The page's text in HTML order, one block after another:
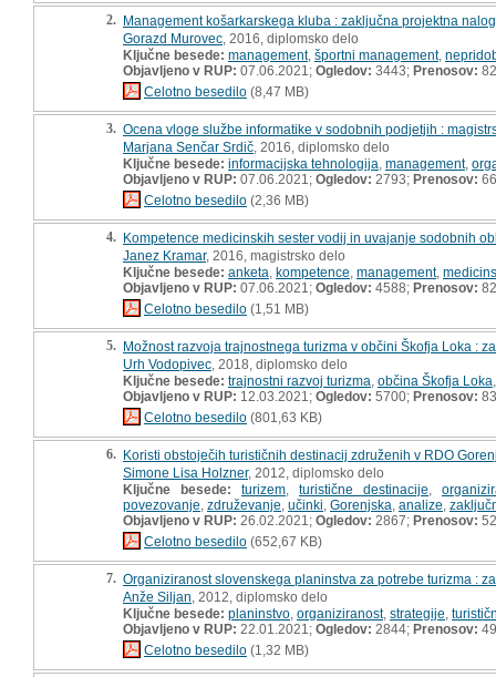
2. Management košarkarskega kluba : zaključna projektna
Gorazd Murovec , 2016, diplomsko delo
Ključne besede: management, športni management,
Objavljeno v RUP: 07.06.2021; Ogledov: 3443; Prenosov: 82
Celotno besedilo (8,47 MB)
3. Ocena vloge službe informatike v sodobnih podjetjih :
Marjana Senčar Srdič , 2016, diplomsko delo
Ključne besede: informacijska tehnologija management,
Objavljeno v RUP: 07.06.2021; Ogledov: 2793; Prenosov: 66
Celotno besedilo (2,36 MB)
4. Kompetence medicinskih sester vodij in uvajanje sodobnih
Janez Kramar, 2016, magistrsko delo
Ključne besede: anketa kompetence management,
Objavljeno v RUP: 07.06.2021; Ogledov: 4588; Prenosov: 82
Celotno besedilo (1,51 MB)
5. Možnost razvoja trajnostnega turizma v občini Škofja Loka :
Urh Vodopivec , 2018, diplomsko delo
Ključne besede: trajnostni razvoj turizma občina Škofja Loka
Objavljeno v RUP: 12.03.2021; Ogledov: 5700; Prenosov: 83
Celotno besedilo (801,63 KB)
6. Koristi obstoječih turističnih destinacij združenih v RDO
Simone Lisa Holzner, 2012, diplomsko delo
Ključne besede:
turizem turistične destinacije
povezovanje združevanje učinki Gorenjska analize
Objavljeno v RUP: 26.02.2021; Ogledov: 2867; Prenosov: 52
Celotno besedilo (652,67 KB)
7. Organiziranost slovenskega planinstva za potrebe turizma :
Anže Siljan , 2012, diplomsko delo
Ključne besede: planinstvo organiziranost, strategije
Objavljeno v RUP: 22.01.2021; Ogledov: 2844; Prenosov: 49
Celotno besedilo (1,32 MB)